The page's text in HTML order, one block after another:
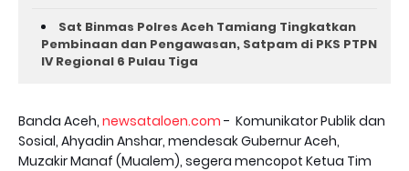
Sat Binmas Polres Aceh Tamiang Tingkatkan
Pembinaan dan Pengawasan, Satpam di PKS PTPN
IV Regional 6 Pulau Tiga
Banda Aceh, newsataloen.com - Komunikator Publik dan
Sosial, Ahyadin Anshar, mendesak Gubernur Aceh,
Muzakir Manaf (Mualem), segera mencopot Ketua Tim